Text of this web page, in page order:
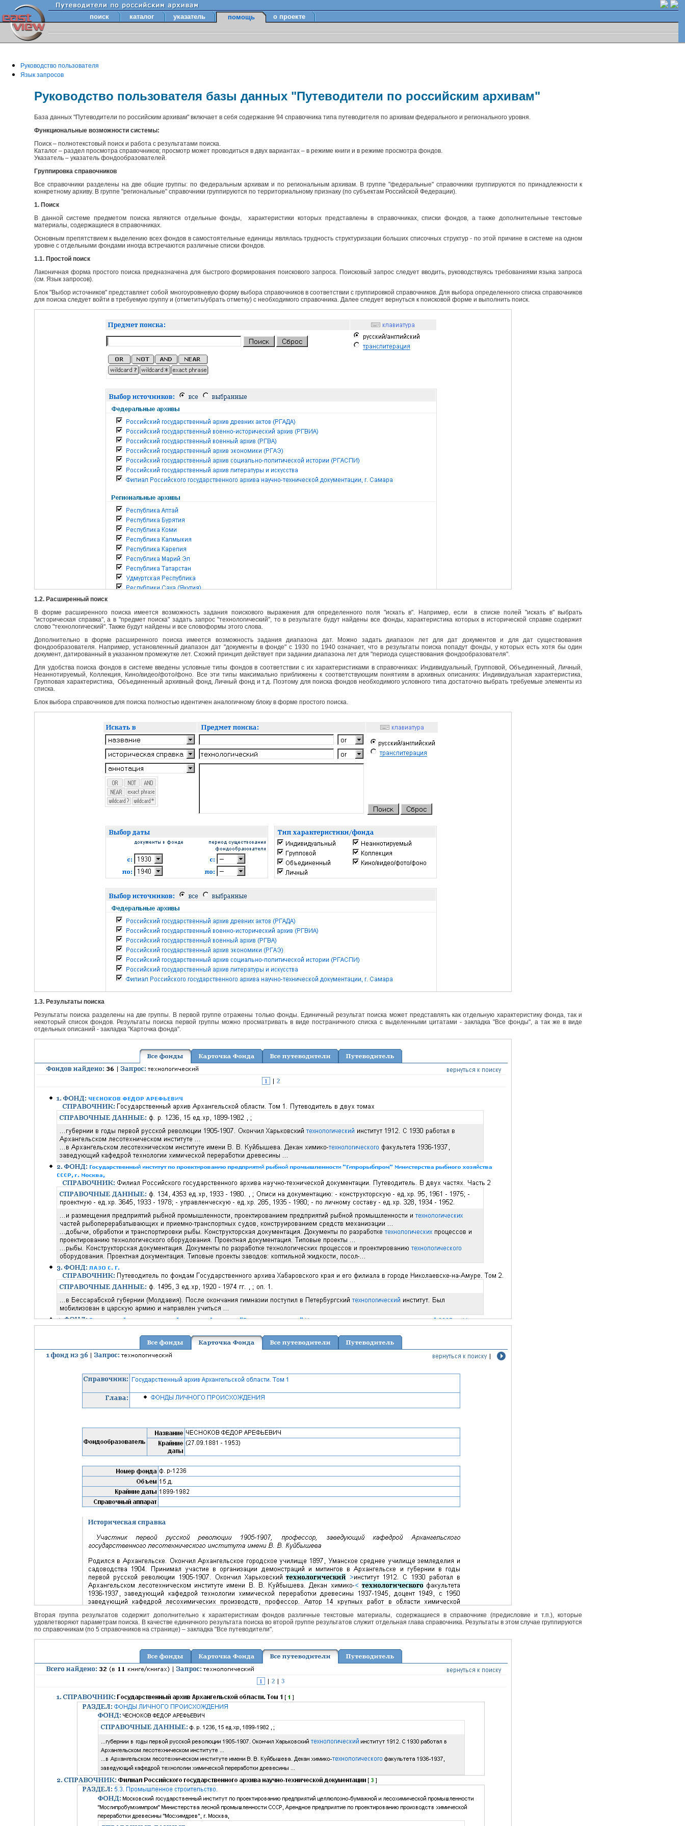
поиск каталог указатель помощь о проекте
Руководство пользователя
Язык запросов
Руководство пользователя базы данных "Путеводители по российским архивам"
База данных "Путеводители по российским архивам" включает в себя содержание 94 справочника типа путеводителя по архивам федерального и регионального уровня.
Функциональные возможности системы:
Поиск – полнотекстовый поиск и работа с результатами поиска.
Каталог – раздел просмотра справочников; просмотр может проводиться в двух вариантах – в режиме книги и в режиме просмотра фондов.
Указатель – указатель фондообразователей.
Группировка справочников
Все справочники разделены на две общие группы: по федеральным архивам и по региональным архивам. В группе "федеральные" справочники группируются по принадлежности к
конкретному архиву. В группе "региональные" справочники группируются по территориальному признаку (по субъектам Российской Федерации).
1. Поиск
В данной системе предметом поиска являются отдельные фонды, характеристики которых представлены в справочниках, списки фондов, а также дополнительные текстовые
материалы, содержащиеся в справочниках.
Основным препятствием к выделению всех фондов в самостоятельные единицы являлась трудность структуризации больших списочных структур - по этой причине в системе на одном
уровне с отдельными фондами иногда встречаются различные списки фондов.
1.1. Простой поиск
Лаконичная форма простого поиска предназначена для быстрого формирования поискового запроса. Поисковый запрос следует вводить, руководствуясь требованиями языка запроса
(см. Язык запросов).
Блок "Выбор источников" представляет собой многоуровневую форму выбора справочников в соответствии с группировкой справочников. Для выбора определенного списка справочников
для поиска следует войти в требуемую группу и (отметить/убрать отметку) с необходимого справочника. Далее следует вернуться к поисковой форме и выполнить поиск.
1.2. Расширенный поиск
В форме расширенного поиска имеется возможность задания поискового выражения для определенного поля "искать в". Например, если в списке полей "искать в" выбрать
"историческая справка", а в "предмет поиска" задать запрос "технологический", то в результате будут найдены все фонды, характеристика которых в исторической справке содержит
слово "технологический". Также будут найдены и все словоформы этого слова.
Дополнительно в форме расширенного поиска имеется возможность задания диапазона дат. Можно задать диапазон лет для дат документов и для дат существования
фондообразователя. Например, установленный диапазон дат "документы в фонде" с 1930 по 1940 означает, что в результаты поиска попадут фонды, у которых есть хотя бы один
документ, датированный в указанном промежутке лет. Схожий принцип действует при задании диапазона лет для "периода существования фондообразователя".
Для удобства поиска фондов в системе введены условные типы фондов в соответствии с их характеристиками в справочниках: Индивидуальный, Групповой, Объединенный, Личный,
Неаннотируемый, Коллекция, Кино/видео/фото/фоно. Все эти типы максимально приближены к соответствующим понятиям в архивных описаниях: Индивидуальная характеристика,
Групповая характеристика, Объединенный архивный фонд, Личный фонд и т.д. Поэтому для поиска фондов необходимого условного типа достаточно выбрать требуемые элементы из
списка.
Блок выбора справочников для поиска полностью идентичен аналогичному блоку в форме простого поиска.
1.3. Результаты поиска
Результаты поиска разделены на две группы. В первой группе отражены только фонды. Единичный результат поиска может представлять как отдельную характеристику фонда, так и
некоторый список фондов. Результаты поиска первой группы можно просматривать в виде постраничного списка с выделенными цитатами - закладка "Все фонды", а так же в виде
отдельных описаний - закладка "Карточка фонда".
Вторая группа результатов содержит дополнительно к характеристикам фондов различные текстовые материалы, содержащиеся в справочнике (предисловие и т.п.), которые
удовлетворяют параметрам поиска. В качестве единичного результата поиска во второй группе результатов служит отдельная глава справочника. Результаты в этом случае группируются
по справочникам (по 5 справочников на странице) – закладка "Все путеводители".